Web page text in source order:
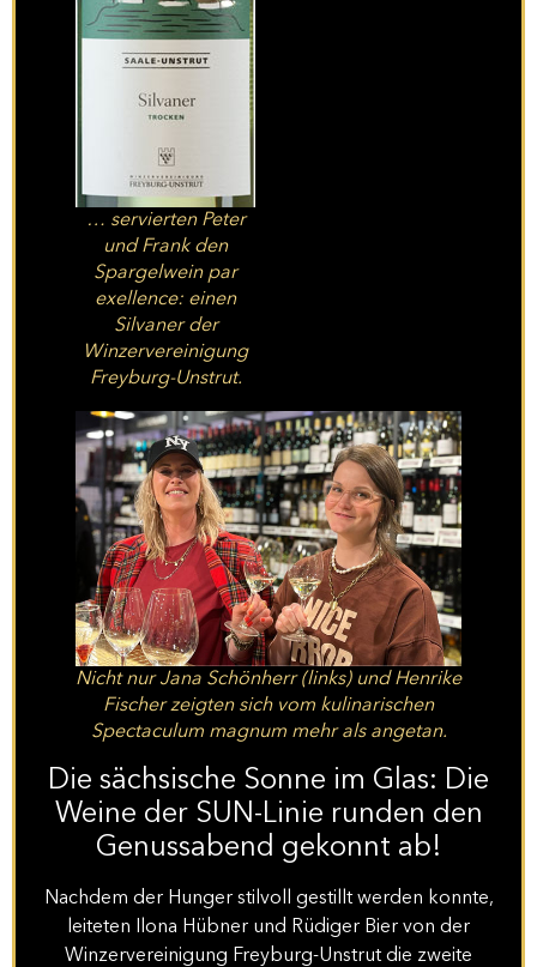
… servierten Peter
und Frank den
Spargelwein par
exellence: einen
Silvaner der
Winzervereinigung
Freyburg-Unstrut.
Nicht nur Jana Schönherr (links) und Henrike
Fischer zeigten sich vom kulinarischen
Spectaculum magnum mehr als angetan.
Die sächsische Sonne im Glas: Die
Weine der SUN-Linie runden den
Genussabend gekonnt ab!
Nachdem der Hunger stilvoll gestillt werden konnte,
leiteten Ilona Hübner und Rüdiger Bier von der
Winzervereinigung Freyburg-Unstrut die zweite